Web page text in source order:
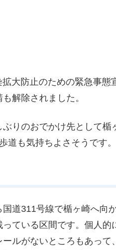
大防止のための緊急事態
解除されました。
りのおでかけ先として
道も気持ちよさそうです。
道311号線で楯ヶ崎へ向
ている区間です。個人
ルがないところもあっ